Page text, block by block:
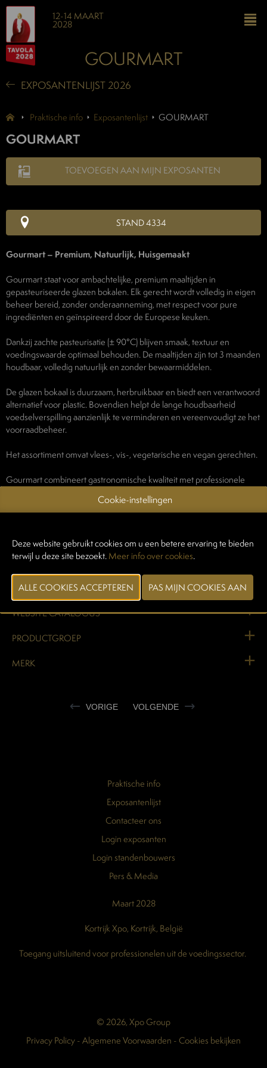
12-14 MAART
2028
GOURMART
EXPOSANTENLIJST 2026
Praktische info Exposantenlijst GOURMART
GOURMART
TOEVOEGEN AAN MIJN EXPOSANTEN
STAND 4334
Gourmart – Premium, Natuurlijk, Huisgemaakt
Gourmart staat voor ambachtelijke, premium maaltijden in
gepasteuriseerde glazen bokalen. Elk gerecht wordt volledig in eigen
beheer bereid, zonder onderaanneming, met respect voor pure
ingrediënten en geïnspireerd door de Europese keuken.
Dankzij zachte pasteurisatie (± 90°C) blijven smaak, textuur en
voedingswaarde optimaal behouden. De maaltijden zijn tot 3 maanden
houdbaar, volledig natuurlijk en zonder bewaarmiddelen.
De glazen bokaal is duurzaam, herbruikbaar en biedt een verantwoord
alternatief voor plastic. Bovendien helpt de lange houdbaarheid
voedselverspilling aanzienlijk te verminderen en vereenvoudigt ze het
voorraadbeheer.
Het assortiment omvat vlees-, vis-, vegetarische en vegan gerechten.
Gourmart combineert gastronomische kwaliteit met professionele
toonaangevende partners.
kwaliteit en efficiëntie wil verenigen.
WEBSITE CATALOGUS
PRODUCTGROEP
MERK
VORIGE VOLGENDE
Praktische info
Exposantenlijst
Contacteer ons
Login exposanten
Login standenbouwers
Pers & Media
Maart 2028
Kortrijk Xpo, Kortrijk, België
Toegang uitsluitend voor professionelen uit de voedingssector.
© 2026, Xpo Group
Privacy Policy-Algemene Voorwaarden -Cookies bekijken
Cookie-instellingen
Deze website gebruikt cookies om u een betere ervaring te bieden
terwijl u deze site bezoekt.Meer info over cookies.